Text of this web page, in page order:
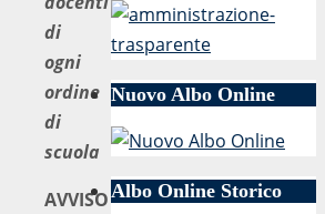
di
ogni
ordine
di
scuola
AVVISO
Nuovo Albo Online
Albo Online Storico